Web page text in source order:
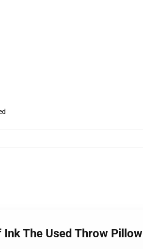
The Used Throw Pillow